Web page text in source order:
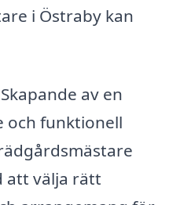
i Östraby kan
Skapande av en
och funktionell
att välja rätt